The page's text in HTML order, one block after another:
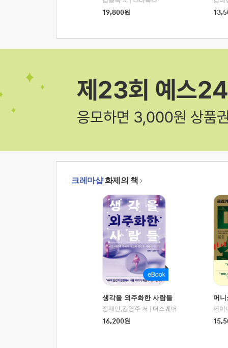
19,800원
크레마샵화제의 책
생각을 외주화한 사람들
정재민,김영주 저
더스퀘어
16,200원
머